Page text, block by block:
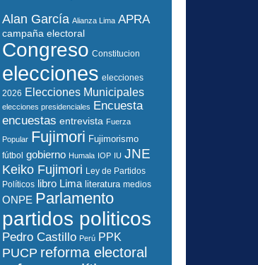
Alan García Alianza Lima APRA
campaña electoral
Congreso Constitucion
elecciones elecciones
2026 Elecciones Municipales
elecciones presidenciales Encuesta
encuestas entrevista Fuerza
Popular Fujimori Fujimorismo
fútbol gobierno Humala IOP IU JNE
Keiko Fujimori Ley de Partidos
Políticos libro Lima literatura medios
ONPE Parlamento
partidos politicos
Pedro Castillo Perú PPK
PUCP reforma electoral